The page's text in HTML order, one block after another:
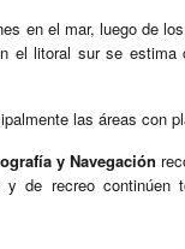
en el mar, luego de
el litoral sur se
las áreas con
y Navegación
y de recreo